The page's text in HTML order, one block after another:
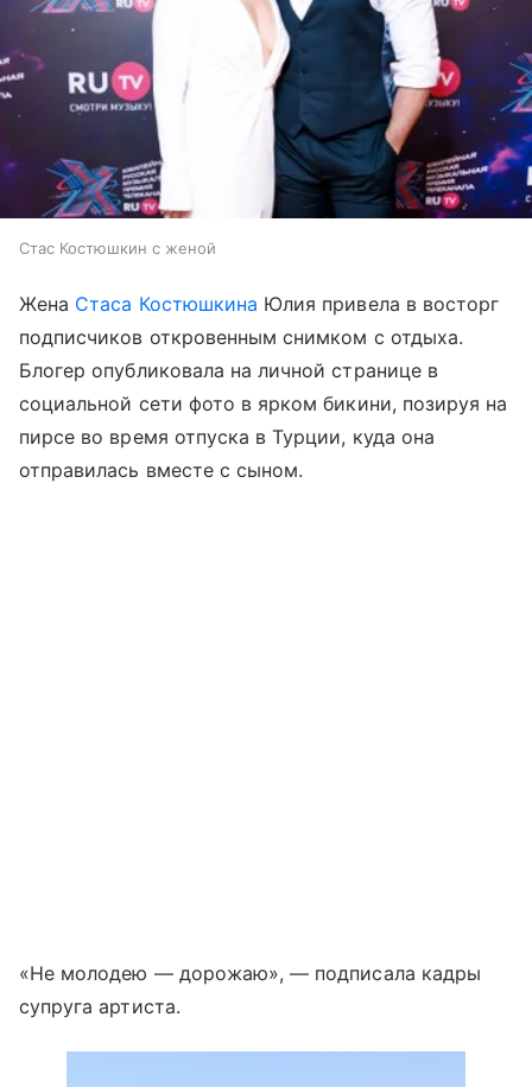
Стас Костюшкин с женой
Жена Стаса Костюшкина Юлия привела в восторг
подписчиков откровенным снимком с отдыха.
Блогер опубликовала на личной странице в
социальной сети фото в ярком бикини, позируя на
пирсе во время отпуска в Турции, куда она
отправилась вместе с сыном.
«Не молодею — дорожаю», — подписала кадры
супруга артиста.